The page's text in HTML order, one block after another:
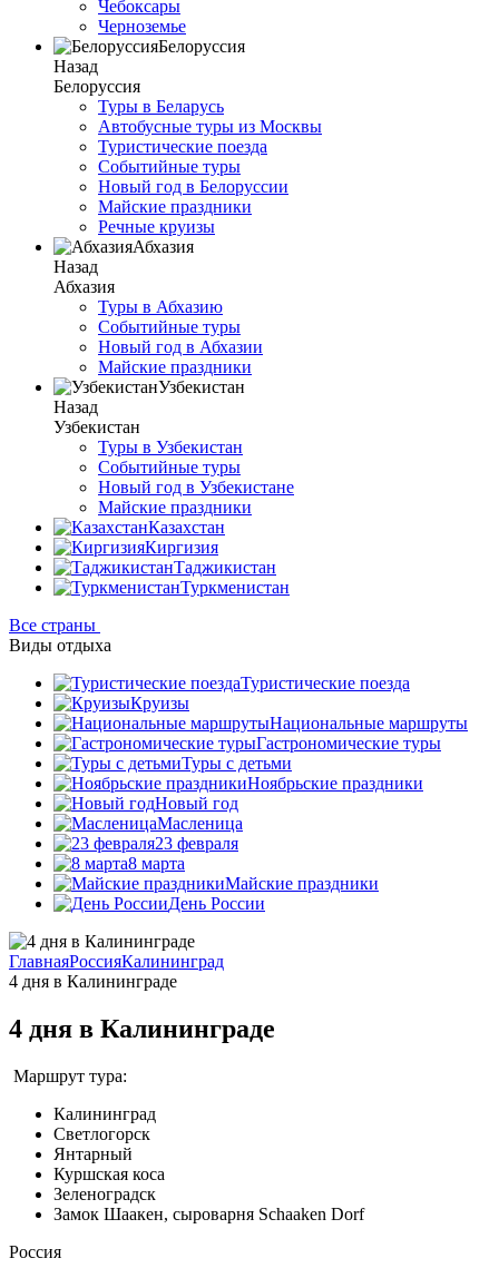
Чебоксары
Черноземье
Белоруссия
Назад
Белоруссия
Туры в Беларусь
Автобусные туры из Москвы
Туристические поезда
Событийные туры
Новый год в Белоруссии
Майские праздники
Речные круизы
Абхазия
Назад
Абхазия
Туры в Абхазию
Событийные туры
Новый год в Абхазии
Майские праздники
Узбекистан
Назад
Узбекистан
Туры в Узбекистан
Событийные туры
Новый год в Узбекистане
Майские праздники
Казахстан
Киргизия
Таджикистан
Туркменистан
Все страны
Виды отдыха
Туристические поезда
Круизы
Национальные маршруты
Гастрономические туры
Туры с детьми
Ноябрьские праздники
Новый год
Масленица
23 февраля
8 марта
Майские праздники
День России
ГлавнаяРоссияКалининград
4 дня в Калининграде
4 дня в Калининграде
Маршрут тура:
Калининград
Светлогорск
Янтарный
Куршская коса
Зеленоградск
Замок Шаакен, сыроварня Schaaken Dorf
Россия